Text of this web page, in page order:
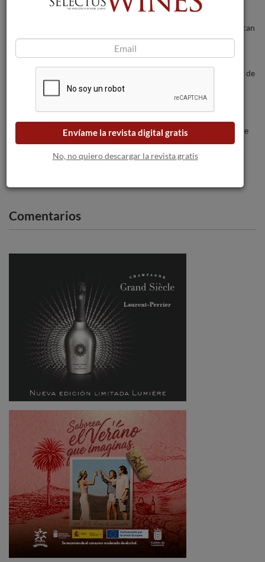
bodegas a medida que las llamas se acercan
a Burdeos.
Legaris refuerza su apuesta por los vinos de
altura en la Ribera del Duero
Se pone en marcha la primera gran red de
estaciones meteorológicas de vid en
Cataluña.
Comentarios
Envíame la revista digital gratis
No, no quiero descargar la revista gratis